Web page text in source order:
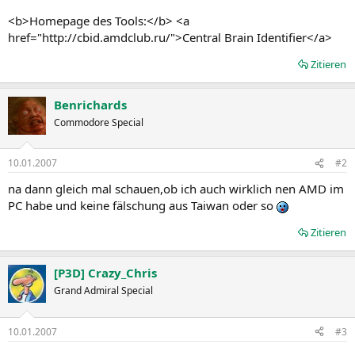
<b>Homepage des Tools:</b> <a
href="http://cbid.amdclub.ru/">Central Brain Identifier</a>
Zitieren
Benrichards
Commodore Special
10.01.2007 #2
na dann gleich mal schauen,ob ich auch wirklich nen AMD im
PC habe und keine fälschung aus Taiwan oder so
Zitieren
[P3D] Crazy_Chris
Grand Admiral Special
10.01.2007 #3